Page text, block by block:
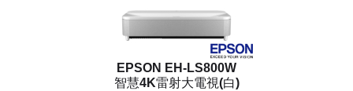
EPSON EH-LS800W
智慧4K雷射大電視(白)